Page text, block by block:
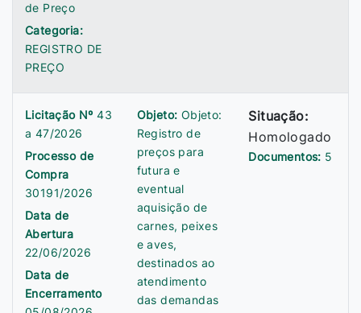
de Preço
Categoria:
REGISTRO DE
PREÇO
Licitação Nº43
a 47/2026
Processo de
Compra
30191/2026
Data de
Abertura
22/06/2026
Data de
Encerramento
Objeto: Objeto:
Registro de
preços para
futura e
eventual
aquisição de
carnes, peixes
e aves,
destinados ao
atendimento
das demandas
Situação:
Homologado
Documentos: 5